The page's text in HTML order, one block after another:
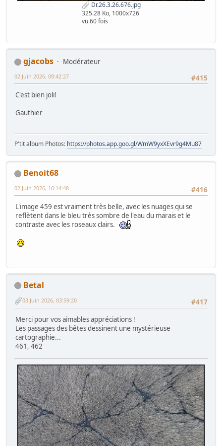
Dr.26.3.26.676.jpg
325.28 Ko, 1000x726
vu 60 fois
gjacobs
Modérateur
#415
02 Juin 2026, 09:42:27
C'est bien joli!
Gauthier
P'tit album Photos: https://photos.app.goo.gl/WmW9yxXEvr9g4Mu87
Benoit68
#416
02 Juin 2026, 16:14:48
L'image 459 est vraiment très belle, avec les nuages qui se
reflètent dans le bleu très sombre de l'eau du marais et le
contraste avec les roseaux clairs.
Betal
#417
03 Juin 2026, 03:59:20
Merci pour vos aimables appréciations !
Les passages des bêtes dessinent une mystérieuse
cartographie...
461, 462